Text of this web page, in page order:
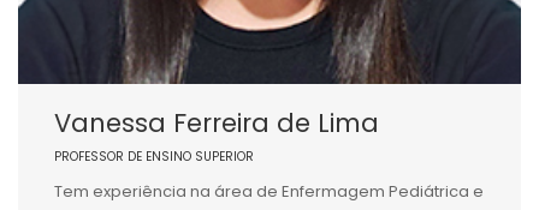
Vanessa Ferreira de Lima
PROFESSOR DE ENSINO SUPERIOR
Tem experiência na área de Enfermagem Pediátrica e